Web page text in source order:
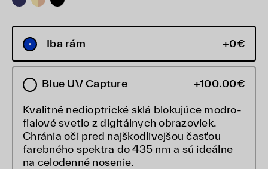
Iba rám +0€
Blue UV Capture +100.00€
Kvalitné nedioptrické sklá blokujúce modro-
fialové svetlo z digitálnych obrazoviek.
Chránia oči pred najškodlivejšou časťou
farebného spektra do 435 nm a sú ideálne
na celodenné nosenie.